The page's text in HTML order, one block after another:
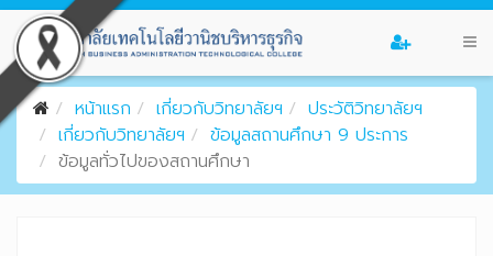
หน้าแรก เกี่ยวกับวิทยาลัยฯ
ประวัติวิทยาลัยฯ
เกี่ยวกับวิทยาลัยฯ
ข้อมูลสถานศึกษา 9 ประการ
ข้อมูลทั่วไปของสถานศึกษา